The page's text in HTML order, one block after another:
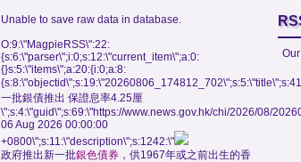
Unable to save raw data in database.
O:9:\"MagpieRSS\":22:
{s:6:\"parser\";i:0;s:12:\"current_item\";a:0:
{}s:5:\"items\";a:20:{i:0;a:8:
一批銀債推出 保證息率4.25厘
\";s:4:\"guid\";s:69:\"https://www.news.gov.hk/chi/2026/08/
06 Aug 2026 00:00:00
+0800\";s:11:\"description\";s:1242:\"
政府推出新一批銀色債券 ，供1967年或之前出生的香